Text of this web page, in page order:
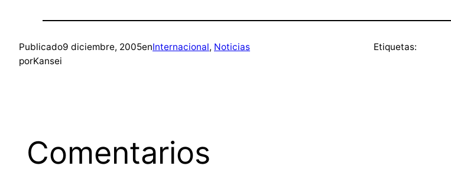
Publicado9 diciembre, 2005enInternacional, Noticias
porKansei
Etiquetas:
Comentarios